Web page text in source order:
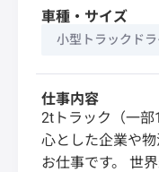
車種・サイズ
小型トラックド
仕事内容
2tトラック（一
心とした企業や
お仕事です。 世